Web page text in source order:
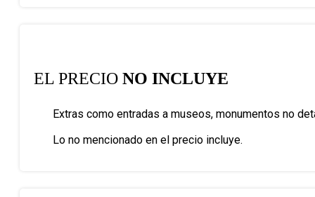
EL PRECIO NO INCLUYE
Extras como entradas a museos, monumentos no
Lo no mencionado en el precio incluye.